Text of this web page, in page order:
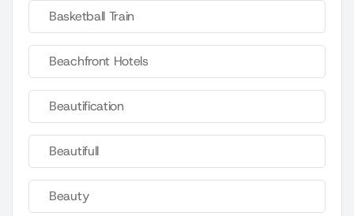
Basketball Train
Beachfront Hotels
Beautification
Beautifull
Beauty